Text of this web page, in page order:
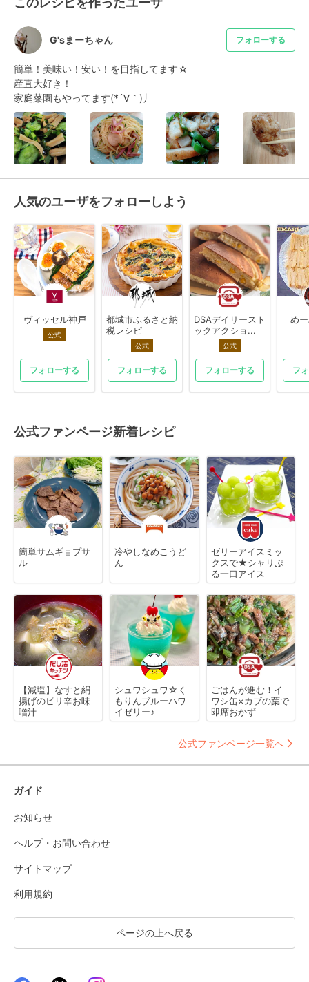
G'sまーちゃん フォローする
簡単！美味い！安い！を目指してます☆
産直大好き！
家庭菜園もやってます(*´∀｀)丿
人気のユーザをフォローしよう
ヴィッセル神戸
公式
フォローする
都城市ふるさと納
税レシピ
公式
フォローする
DSAデイリースト
ックアクショ...
公式
フォローする
め
フ
公式ファンページ新着レシピ
簡単サムギョプサ
ル
冷やしなめこうど
ん
ゼリーアイスミッ
クスで★シャリぷ
る一口アイス
【減塩】なすと絹
揚げのピリ辛お味
噌汁
シュワシュワ☆く
もりんブルーハワ
イゼリー♪
ごはんが進む！イ
ワシ缶×カブの葉で
即席おかず
公式ファンページ一覧へ
ガイド
お知らせ
ヘルプ・お問い合わせ
サイトマップ
利用規約
ページの上へ戻る